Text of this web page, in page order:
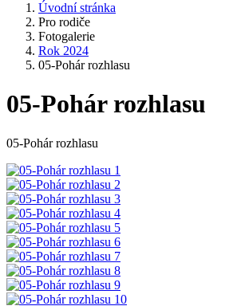
Úvodní stránka
Pro rodiče
Fotogalerie
Rok 2024
05-Pohár rozhlasu
05-Pohár rozhlasu
05-Pohár rozhlasu